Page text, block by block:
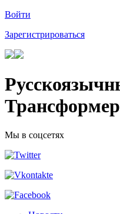
Войти
Зарегистрироваться
Мы в соцсетях